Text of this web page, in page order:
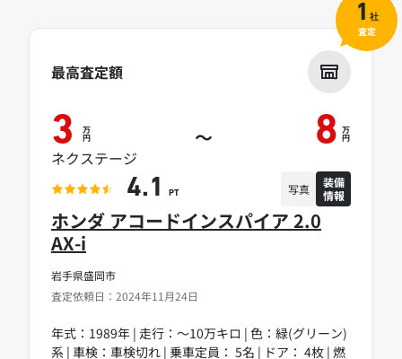
岩手県盛岡市
査定依頼日：2024年11月24日
ホンダ アコードインスパイア 2.0
AX-i
年式：1989年 | 走行：～10万キロ | 色：緑(グリーン)
系 | 車検：車検切れ | 乗車定員： 5名 | ドア： 4枚 | 燃
最高査定額
3 万
円 ～ 8 万
円
ネクステージ
4.1 PT 写真
装備
情報
1 社
査定